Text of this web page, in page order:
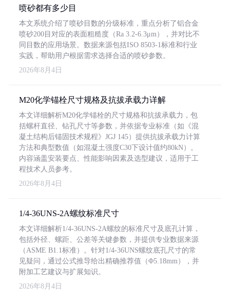
喷砂都有多少目
本文系统介绍了喷砂目数的分级标准，重点分析了铝合金
喷砂200目对应的表面粗糙度（Ra 3.2-6.3μm），并对比不
同目数的应用场景。数据来源包括ISO 8503-1标准和行业
实践，帮助用户根据需求选择合适的喷砂参数。
2026年8月4日
M20化学锚栓尺寸规格及抗拔承载力详解
本文详细解析M20化学锚栓的尺寸规格和抗拔承载力，包
括螺杆直径、钻孔尺寸等参数，并依据专业标准（如《混
凝土结构后锚固技术规程》JGJ 145）提供抗拔承载力计算
方法和典型数值（如混凝土强度C30下设计值约80kN）。
内容涵盖安装要点、性能影响因素及选型建议，适用于工
程技术人员参考。
2026年8月4日
1/4-36UNS-2A螺纹标准尺寸
本文详细解析1/4-36UNS-2A螺纹的标准尺寸及底孔计算，
包括外径、螺距、公差等关键参数，并提供专业数据来源
（ASME B1.1标准）。针对1/4-36UNS螺纹底孔尺寸的常
见疑问，通过公式推导给出精确推荐值（Φ5.18mm），并
附加工艺建议与扩展知识。
2026年8月4日